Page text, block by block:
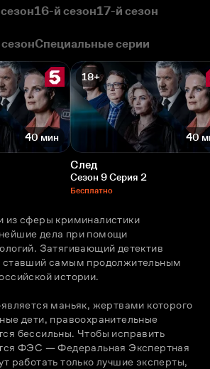
16-й сезон17-й сезон
Специальные серии
40 мин
18+
40
След
Сезон 9 Серия 2
Бесплатно
из сферы криминалистики
дела при помощи
Затягивающий детектив
самым продолжительным
истории.
маньяк, жертвами которого
дети, правоохранительные
бессильны. Чтобы исправить
ФЭС — Федеральная Экспертная
работать только лучшие эксперты,